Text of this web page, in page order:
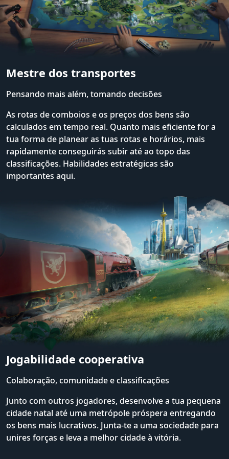
Mestre dos transportes
Pensando mais além, tomando decisões
As rotas de comboios e os preços dos bens são
calculados em tempo real. Quanto mais eficiente for a
tua forma de planear as tuas rotas e horários, mais
rapidamente conseguirás subir até ao topo das
classificações. Habilidades estratégicas são
importantes aqui.
Jogabilidade cooperativa
Colaboração, comunidade e classificações
Junto com outros jogadores, desenvolve a tua pequena
cidade natal até uma metrópole próspera entregando
os bens mais lucrativos. Junta-te a uma sociedade para
unires forças e leva a melhor cidade à vitória.